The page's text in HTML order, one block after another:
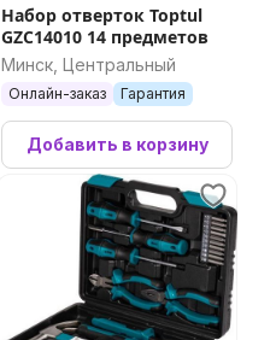
Набор отверток Toptul
GZC14010 14 предметов
Минск, Центральный
Онлайн-заказ Гарантия
Добавить в корзину